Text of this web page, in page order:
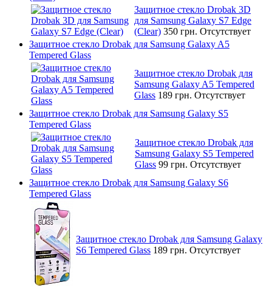
Защитное стекло Drobak 3D
для Samsung Galaxy S7 Edge
(Clear) 350 грн. Отсутствует
Защитное стекло Drobak для Samsung Galaxy A5
Tempered Glass
Защитное стекло Drobak для
Samsung Galaxy A5 Tempered
Glass 189 грн. Отсутствует
Защитное стекло Drobak для Samsung Galaxy S5
Tempered Glass
Защитное стекло Drobak для
Samsung Galaxy S5 Tempered
Glass 99 грн. Отсутствует
Защитное стекло Drobak для Samsung Galaxy S6
Tempered Glass
Защитное стекло Drobak для Samsung Galaxy
S6 Tempered Glass 189 грн. Отсутствует